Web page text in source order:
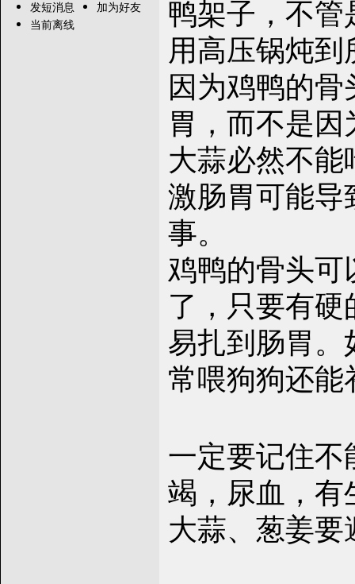
发短消息
加为好友
当前离线
鸭架子，不
用高压锅炖
因为鸡鸭的
胃，而不是
大蒜必然不
激肠胃可能
事。
鸡鸭的骨头
了，只要有
易扎到肠胃
常喂狗狗还能
一定要记住
竭，尿血，有
大蒜、葱姜要